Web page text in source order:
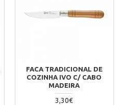
FACA TRADICIONAL DE
COZINHA IVO C/ CABO
MADEIRA
3,30€